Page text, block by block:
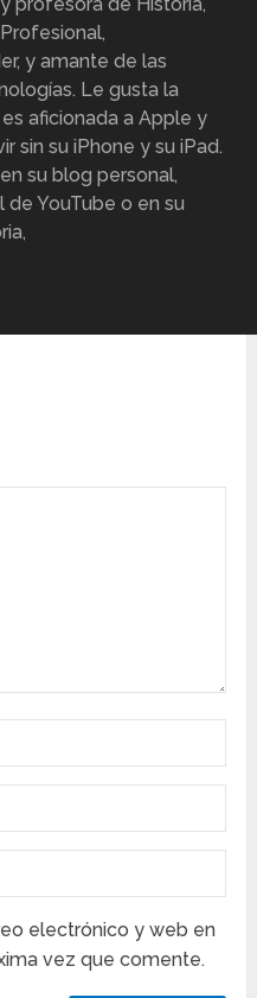
y amante de las
Le gusta la
aficionada a Apple y
sin su iPhone y su iPad.
su blog personal,
de YouTube o en su
electrónico y web en
vez que comente.